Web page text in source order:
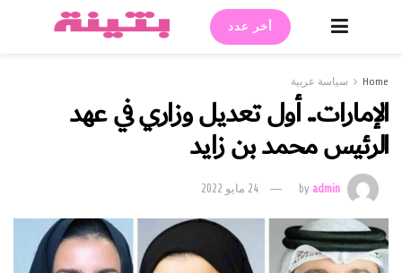
أخر عدد
Home سياسة عربية
الإمارات.. أول تعديل وزاري في عهد
الرئيس محمد بن زايد
byadmin 24 مايو 2022